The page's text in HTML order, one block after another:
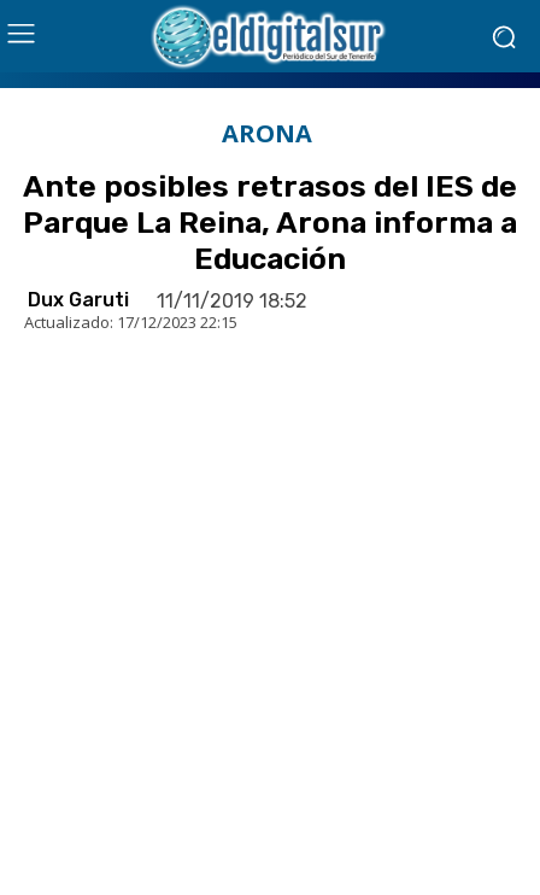
ARONA
Ante posibles retrasos del IES de
Parque La Reina, Arona informa a
Educación
Dux Garuti 11/11/2019 18:52
Actualizado: 17/12/2023 22:15